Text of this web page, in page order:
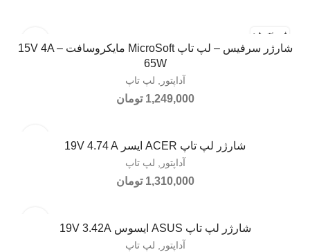
فروخته شد
اطلاعات بیشتر
شارژر سرفیس – لپ تاپ MicroSoft مایکروسافت 15V 4A –
65W
آداپتور , لپ تاپ
1,249,000 تومان
افزودن به سبد خریدشارژر لپ تاپ ACER ایسر 19V 4.74 A
آداپتور , لپ تاپ
1,310,000 تومان
افزودن به سبد خریدشارژر لپ تاپ ASUS ایسوس 19V 3.42A
آداپتور , لپ تاپ